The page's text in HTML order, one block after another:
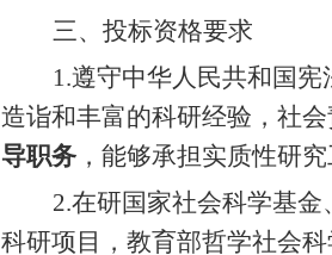
三、投标资格要求
1.遵守中华人民共和国
造诣和丰富的科研经验，社
导职务 ，能够承担实质性研
2.在研国家社会科学基
科研项目，教育部哲学社会